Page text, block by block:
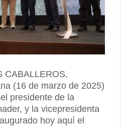
CABALLEROS,
(16 de marzo de 2025)
presidente de la
y la vicepresidenta
hoy aquí el